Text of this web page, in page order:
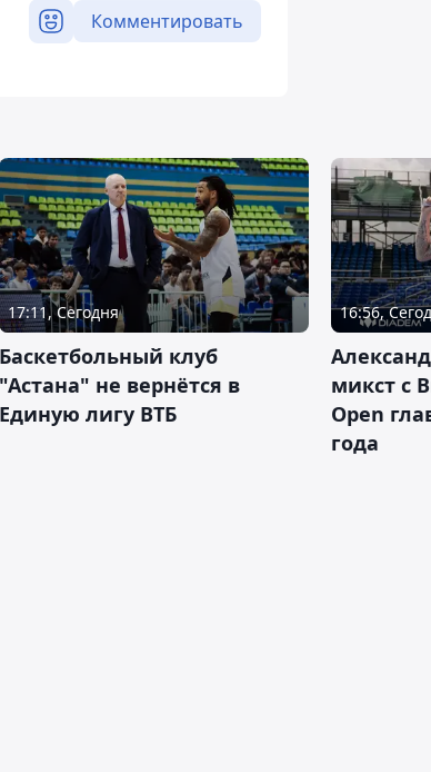
Комментировать
17:11, Сегодня
Баскетбольный клуб
"Астана" не вернётся в
Единую лигу ВТБ
16:56,
микст с
Open
года